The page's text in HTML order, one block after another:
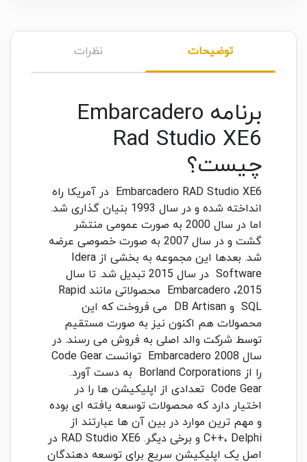
توضیحات نظرات
برنامه Embarcadero
Rad Studio XE6
چیست؟
Embarcadero RAD Studio XE6 در آمریکا راه
انداخته شده و در سال 1993 بنیان گذاری شد.
اما در سال 2000 به صورت عمومی منتشر
گشت و در سال 2007 به صورت خصوصی عرضه
شد. بعدها این مجموعه به بخشی از Idera
Software در سال 2015 تبدیل شد. تا سال
2015، Embarcadero محصولاتی مانند Rapid
SQL و DB Artisan می فروخت که این
محصولات هم اکنون نیز به صورت مستقیم
توسط شرکت والد اصلی به فروش می رسند. در
سال 2008 Embarcadero توانست Code Gear
را از Borland Corporations به دست آورد.
Code Gear تعدادی از اپلیکیشن ها را در
اختیار دارد که محصولات توسعه یافته ای بوده
و مهم ترین موارد در بین آن ها عبارتند از
C++، Delphi و برخی دیگر. RAD Studio XE6 در
اصل یک اپلیکیشن سریع برای توسعه دهندگان